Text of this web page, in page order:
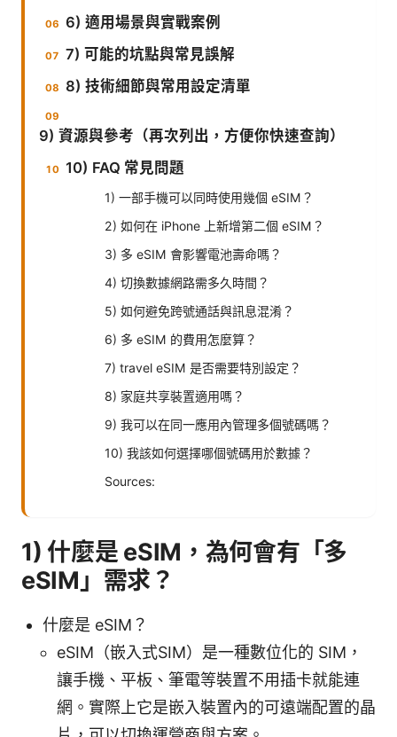
6) 適用場景與實戰案例
7) 可能的坑點與常見誤解
8) 技術細節與常用設定清單
9) 資源與參考（再次列出，方便你快速查詢）
10) FAQ 常見問題
1) 一部手機可以同時使用幾個 eSIM？
2) 如何在 iPhone 上新增第二個 eSIM？
3) 多 eSIM 會影響電池壽命嗎？
4) 切換數據網路需多久時間？
5) 如何避免跨號通話與訊息混淆？
6) 多 eSIM 的費用怎麼算？
7) travel eSIM 是否需要特別設定？
8) 家庭共享裝置適用嗎？
9) 我可以在同一應用內管理多個號碼嗎？
10) 我該如何選擇哪個號碼用於數據？
Sources:
1) 什麼是 eSIM，為何會有「多
eSIM」需求？
什麼是 eSIM？
eSIM（嵌入式SIM）是一種數位化的 SIM，
讓手機、平板、筆電等裝置不用插卡就能連
網。實際上它是嵌入裝置內的可遠端配置的晶